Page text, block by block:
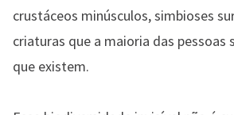
crustáceos minúsculos, simbioses
criaturas que a maioria das pessoas
que existem.